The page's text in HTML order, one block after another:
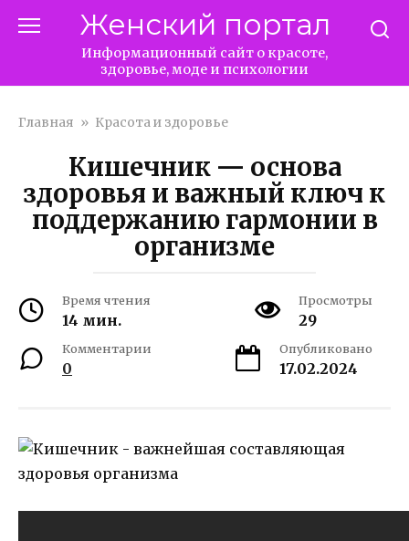
Женский портал
Информационный сайт о красоте,
здоровье, моде и психологии
Главная » Красота и здоровье
Кишечник — основа
здоровья и важный ключ к
поддержанию гармонии в
организме
Время чтения
14 мин.
Просмотры
29
Комментарии
0
Опубликовано
17.02.2024